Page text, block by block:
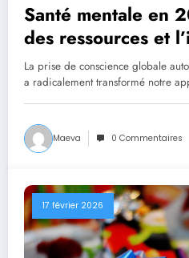
Santé mentale en
des ressources et
annuaire spécialisé
La prise de conscience globale
a radicalement transformé notre
Maeva 0 Commentaires
17 février 2026